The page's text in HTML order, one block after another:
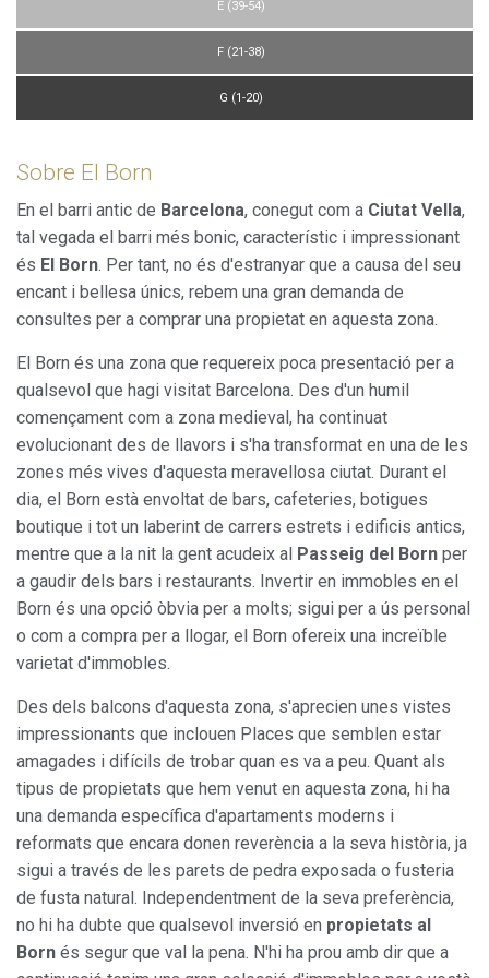
E (39-54)
F (21-38)
G (1-20)
Sobre El Born
En el barri antic de Barcelona, conegut com a Ciutat Vella,
tal vegada el barri més bonic, característic i impressionant
és El Born. Per tant, no és d'estranyar que a causa del seu
encant i bellesa únics, rebem una gran demanda de
consultes per a comprar una propietat en aquesta zona.
El Born és una zona que requereix poca presentació per a
qualsevol que hagi visitat Barcelona. Des d'un humil
començament com a zona medieval, ha continuat
evolucionant des de llavors i s'ha transformat en una de les
zones més vives d'aquesta meravellosa ciutat. Durant el
dia, el Born està envoltat de bars, cafeteries, botigues
boutique i tot un laberint de carrers estrets i edificis antics,
mentre que a la nit la gent acudeix al Passeig del Born per
a gaudir dels bars i restaurants. Invertir en immobles en el
Born és una opció òbvia per a molts; sigui per a ús personal
o com a compra per a llogar, el Born ofereix una increïble
varietat d'immobles.
Des dels balcons d'aquesta zona, s'aprecien unes vistes
impressionants que inclouen Places que semblen estar
amagades i difícils de trobar quan es va a peu. Quant als
tipus de propietats que hem venut en aquesta zona, hi ha
una demanda específica d'apartaments moderns i
reformats que encara donen reverència a la seva història, ja
sigui a través de les parets de pedra exposada o fusteria
de fusta natural. Independentment de la seva preferència,
no hi ha dubte que qualsevol inversió en propietats al
Born és segur que val la pena. N'hi ha prou amb dir que a
l'usuari per millorar la qualitat dels nostres serveis i oferir
una millor experiència a través de productes recomanats.
Aquestes cookies són utilitzades per emmagatzemar
de l'usuari a través de l'observació continuada dels seus
hàbits de navegació. Gràcies a elles, podem conèixer els
relacionada amb el perfil de navegació de l'usuari.